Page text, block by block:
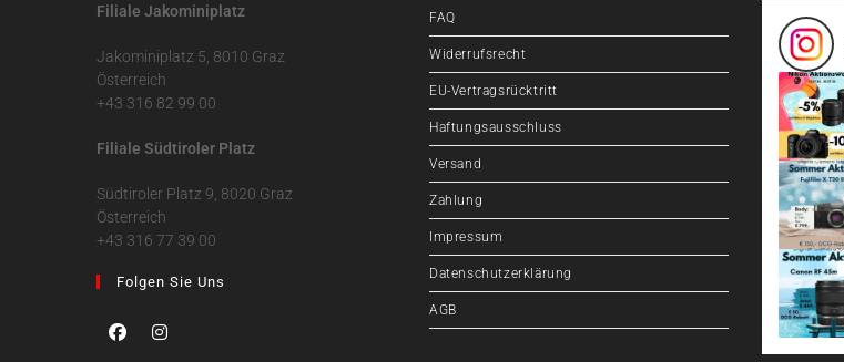
Filiale Jakominiplatz
Jakominiplatz 5, 8010 Graz
Österreich
+43 316 82 99 00
Filiale Südtiroler Platz
Südtiroler Platz 9, 8020 Graz
Österreich
+43 316 77 39 00
Folgen Sie Uns
FAQ
Widerrufsrecht
EU-Vertragsrücktritt
Haftungsausschluss
Versand
Zahlung
Impressum
Datenschutzerklärung
AGB